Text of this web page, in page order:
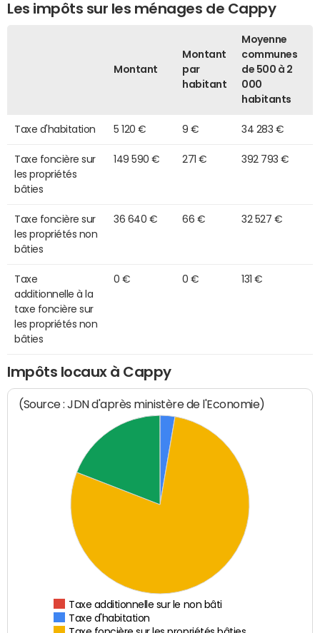
Les impôts sur les ménages de Cappy
Montant
Montant
par
habitant
Moyenne
communes
de 500 à 2
000
habitants
Taxe d'habitation 5 120 € 9 € 34 283 €
Taxe foncière sur
les propriétés
bâties
149 590 € 271 € 392 793 €
Taxe foncière sur
les propriétés non
bâties
36 640 € 66 € 32 527 €
Taxe
additionnelle à la
taxe foncière sur
les propriétés non
bâties
0 € 0 € 131 €
Impôts locaux à Cappy
(Source : JDN d'après ministère de l'Economie)
Taxe additionnelle sur le non bâti
Taxe d'habitation